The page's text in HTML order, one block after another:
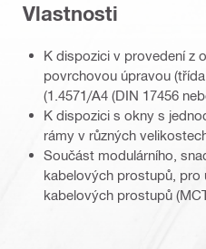
Vlastnosti
K dispozici v provedení z
povrchovou úpravou
(1.4571/A4 (DIN 17456
K dispozici s okny s
rámy v různých
Součást modulárního,
kabelových prostupů, pro
kabelových prostupů